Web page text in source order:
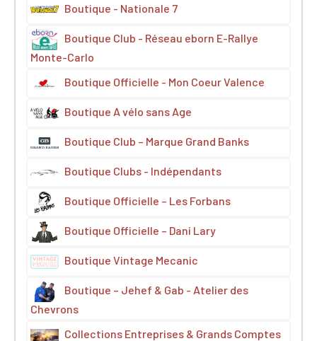
Boutique - Nationale 7
Boutique Club - Réseau eborn E-Rallye
Monte-Carlo
Boutique Officielle - Mon Coeur Valence
Boutique A vélo sans Age
Boutique Club – Marque Grand Banks
Boutique Clubs - Indépendants
Boutique Officielle – Les Forbans
Boutique Officielle – Dani Lary
Boutique Vintage Mecanic
Boutique – Jehef & Gab - Atelier des
Chevrons
Collections Entreprises & Grands Comptes